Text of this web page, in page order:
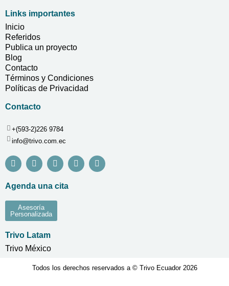
Links importantes
Inicio
Referidos
Publica un proyecto
Blog
Contacto
Términos y Condiciones
Políticas de Privacidad
Contacto
+(593-2)226 9784
info@trivo.com.ec
Agenda una cita
Asesoría
Personalizada
Trivo Latam
Trivo México
Todos los derechos reservados a © Trivo Ecuador 2026